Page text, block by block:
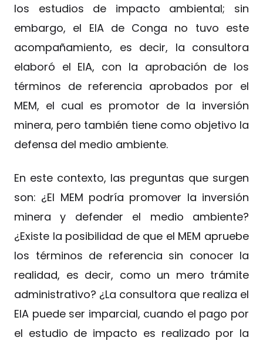
los estudios de impacto ambiental; sin
embargo, el EIA de Conga no tuvo este
acompañamiento, es decir, la consultora
elaboró el EIA, con la aprobación de los
términos de referencia aprobados por el
MEM, el cual es promotor de la inversión
minera, pero también tiene como objetivo la
defensa del medio ambiente.
En este contexto, las preguntas que surgen
son: ¿El MEM podría promover la inversión
minera y defender el medio ambiente?
¿Existe la posibilidad de que el MEM apruebe
los términos de referencia sin conocer la
realidad, es decir, como un mero trámite
administrativo? ¿La consultora que realiza el
EIA puede ser imparcial, cuando el pago por
el estudio de impacto es realizado por la